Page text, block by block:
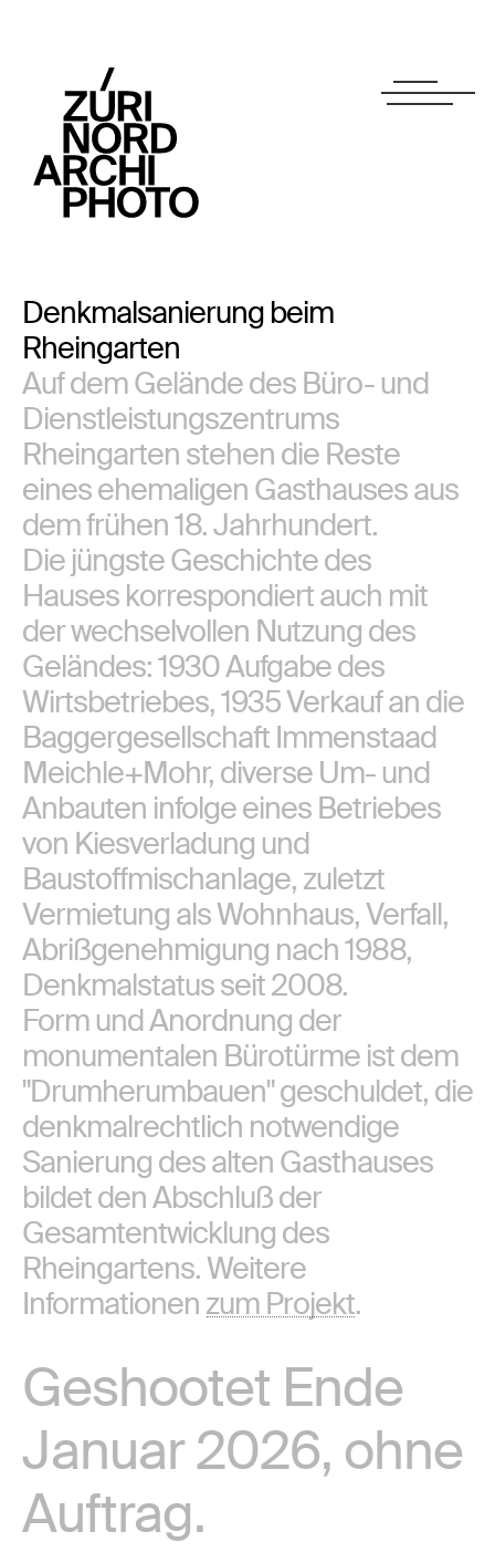
Denkmalsanierung beim
Rheingarten
Auf dem Gelände des Büro- und
Dienstleistungszentrums
Rheingarten stehen die Reste
eines ehemaligen Gasthauses aus
dem frühen 18. Jahrhundert.
Die jüngste Geschichte des
Hauses korrespondiert auch mit
der wechselvollen Nutzung des
Geländes: 1930 Aufgabe des
Wirtsbetriebes, 1935 Verkauf an die
Baggergesellschaft Immenstaad
Meichle+Mohr, diverse Um- und
Anbauten infolge eines Betriebes
von Kiesverladung und
Baustoffmischanlage, zuletzt
Vermietung als Wohnhaus, Verfall,
Abrißgenehmigung nach 1988,
Denkmalstatus seit 2008.
Form und Anordnung der
monumentalen Bürotürme ist dem
"Drumherumbauen" geschuldet, die
denkmalrechtlich notwendige
Sanierung des alten Gasthauses
bildet den Abschluß der
Gesamtentwicklung des
Rheingartens.Weitere
Informationen zum Projekt.
Geshootet Ende
Januar 2026, ohne
Auftrag.